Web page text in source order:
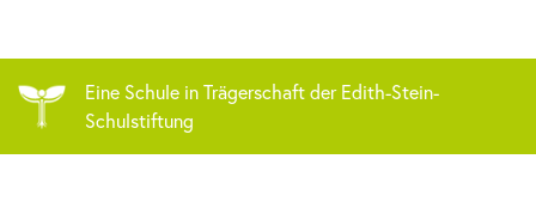
Eine Schule in Trägerschaft der Edith-Stein-
Schulstiftung